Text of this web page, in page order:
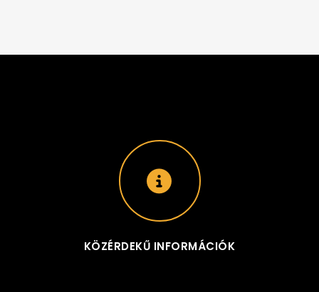
KÖZÉRDEKŰ INFORMÁCIÓK